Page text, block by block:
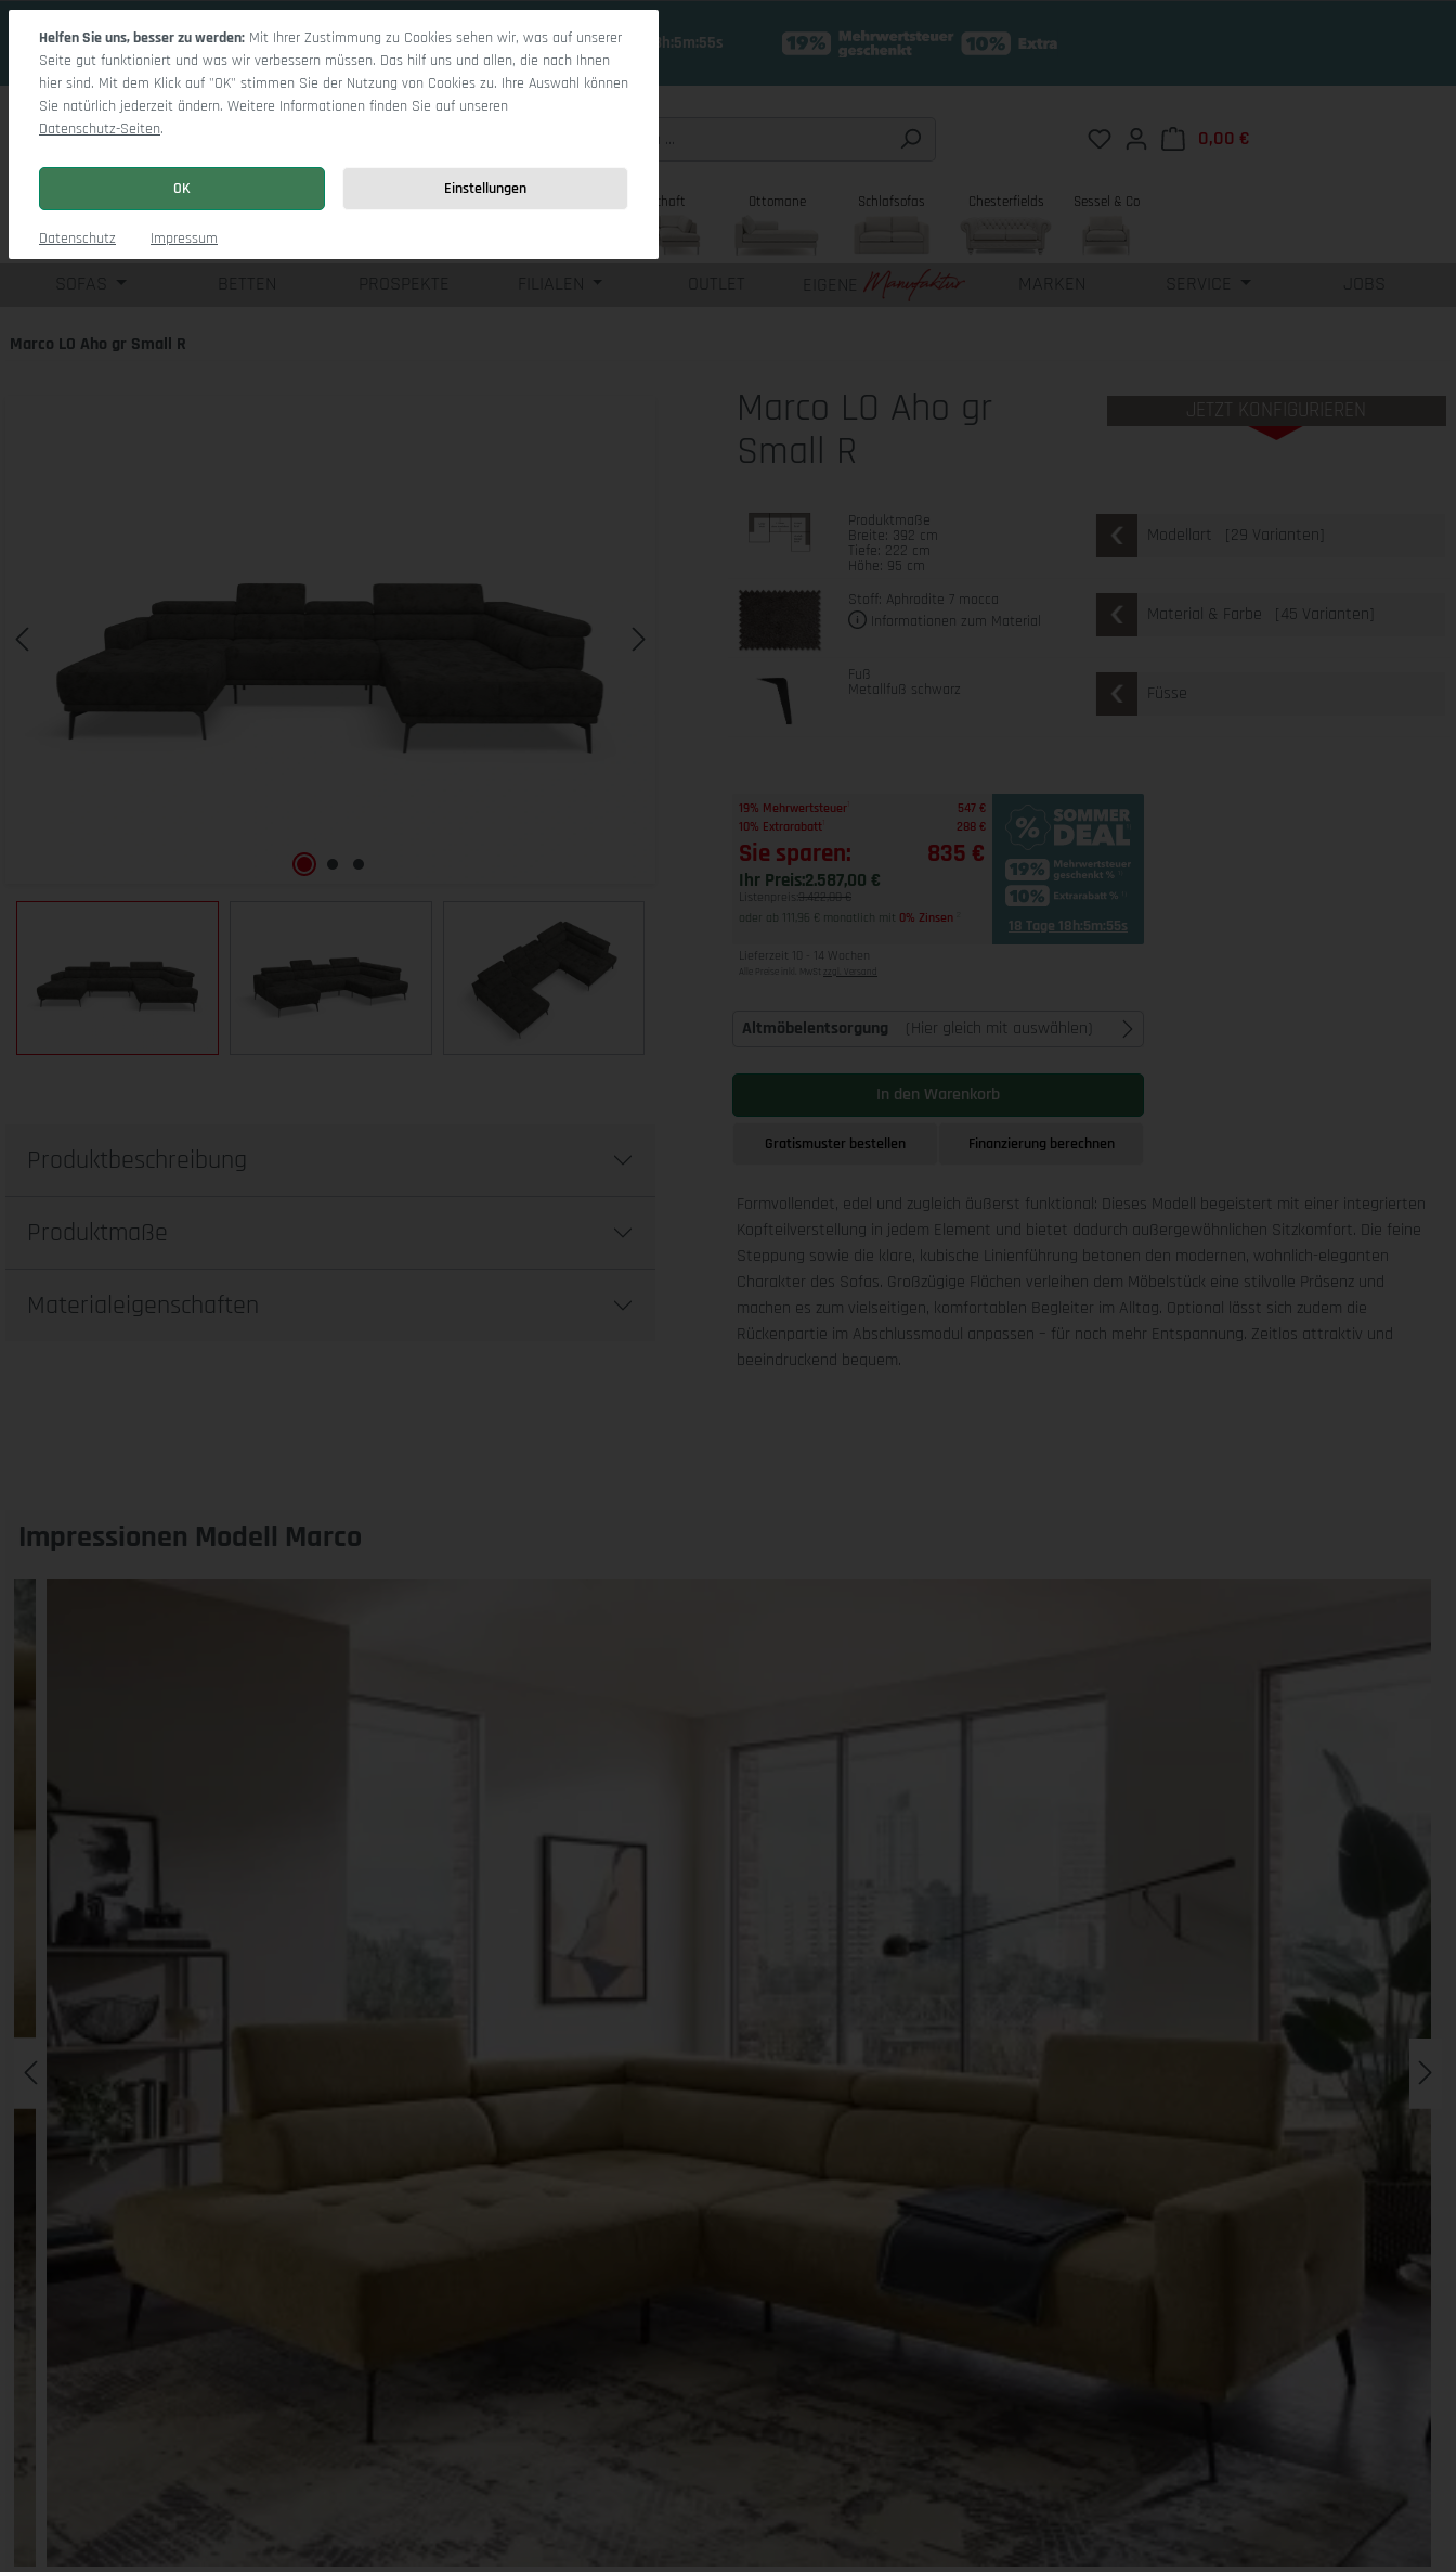
18 Tage 18h:5m:54s
Du hast 0 Produkte auf dem Merkzettel
0,00 €
Wohnlandschaft Ottomane Schlafsofas Chesterfields Sessel & Co
BETTEN PROSPEKTE FILIALEN OUTLET EIGENE MARKEN SERVICE JOBS
Marco LO Aho gr Small R
Marco LO Aho gr
Small R
JETZT KONFIGURIEREN
Produktmaße
Breite: 392 cm
Tiefe: 222 cm
Höhe: 95 cm
Modellart [29 Varianten]
Stoff: Aphrodite 7 mocca
Informationen zum Material
Material & Farbe [45 Varianten]
Fuß
Metallfuß schwarz Füsse
19% Mehrwertsteuer
547 €
10% Extrarabatt
288 €
Sie sparen: 835 €
Ihr Preis:2.587,00 €
Listenpreis: 3.422,00 €
oder ab 111,96 € monatlich mit 0% Zinsen 18 Tage 18h:5m:54s
Lieferzeit 10 - 14 Wochen
Alle Preise inkl. MwSt zzgl. Versand
Altmöbelentsorgung (Hier gleich mit auswählen)
In den Warenkorb
Gratismuster bestellen Finanzierung berechnen
Formvollendet, edel und zugleich äußerst funktional: Dieses Modell begeistert mit einer integrierten
Kopfteilverstellung in jedem Element und bietet dadurch außergewöhnlichen Sitzkomfort. Die feine
Steppung sowie die klare, kubische Linienführung betonen den modernen, wohnlich-eleganten
Charakter des Sofas. Großzügige Flächen verleihen dem Möbelstück eine stilvolle Präsenz und
machen es zum vielseitigen, komfortablen Begleiter im Alltag. Optional lässt sich zudem die
Rückenpartie im Abschlussmodul anpassen – für noch mehr Entspannung. Zeitlos attraktiv und
beeindruckend bequem.
Produktbeschreibung
Produktmaße
Materialeigenschaften
Impressionen Modell Marco
Helfen Sie uns, besser zu werden: Mit Ihrer Zustimmung zu Cookies sehen wir, was auf unserer
Seite gut funktioniert und was wir verbessern müssen. Das hilf uns und allen, die nach Ihnen
hier sind. Mit dem Klick auf "OK" stimmen Sie der Nutzung von Cookies zu. Ihre Auswahl können
Sie natürlich jederzeit ändern. Weitere Informationen finden Sie auf unseren
Datenschutz-Seiten.
OK Einstellungen
Datenschutz Impressum